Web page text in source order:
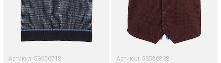
Артикул: 53656718 Артикул: 53586838